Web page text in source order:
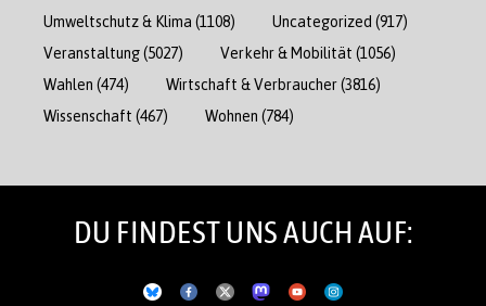
Umweltschutz & Klima (1108) Uncategorized (917)
Veranstaltung(5027) Verkehr & Mobilität (1056)
Wahlen (474) Wirtschaft & Verbraucher(3816)
Wissenschaft (467) Wohnen (784)
DU FINDEST UNS AUCH AUF: